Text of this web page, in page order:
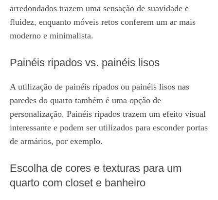
arredondados trazem uma sensação de suavidade e
fluidez, enquanto móveis retos conferem um ar mais
moderno e minimalista.
Painéis ripados vs. painéis lisos
A utilização de painéis ripados ou painéis lisos nas
paredes do quarto também é uma opção de
personalização. Painéis ripados trazem um efeito visual
interessante e podem ser utilizados para esconder portas
de armários, por exemplo.
Escolha de cores e texturas para um
quarto com closet e banheiro